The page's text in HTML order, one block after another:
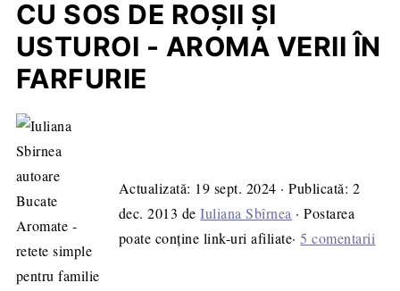
CU SOS DE ROȘII ȘI
USTUROI - AROMA VERII ÎN
FARFURIE
Actualizată: 19 sept. 2024 · Publicată: 2
dec. 2013 deIuliana Sbîrnea · Postarea
poate conține link-uri afiliate·5 comentarii